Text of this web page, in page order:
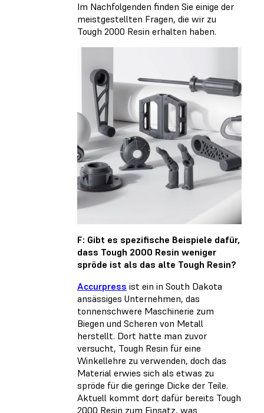
Im Nachfolgenden finden Sie einige der
meistgestellten Fragen, die wir zu
Tough 2000 Resin erhalten haben.
F: Gibt es spezifische Beispiele dafür,
dass Tough 2000 Resin weniger
spröde ist als das alte Tough Resin?
Accurpress ist ein in South Dakota
ansässiges Unternehmen, das
tonnenschwere Maschinerie zum
Biegen und Scheren von Metall
herstellt. Dort hatte man zuvor
versucht, Tough Resin für eine
Winkellehre zu verwenden, doch das
Material erwies sich als etwas zu
spröde für die geringe Dicke der Teile.
Aktuell kommt dort dafür bereits Tough
2000 Resin zum Einsatz, was